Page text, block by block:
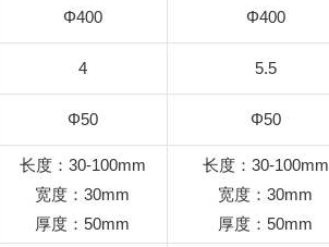
Φ400 Φ400
4 5.5
Φ50 Φ50
长度：30-100mm
宽度：30mm
厚度：50mm
长度：30-100mm
宽度：30mm
厚度：50mm